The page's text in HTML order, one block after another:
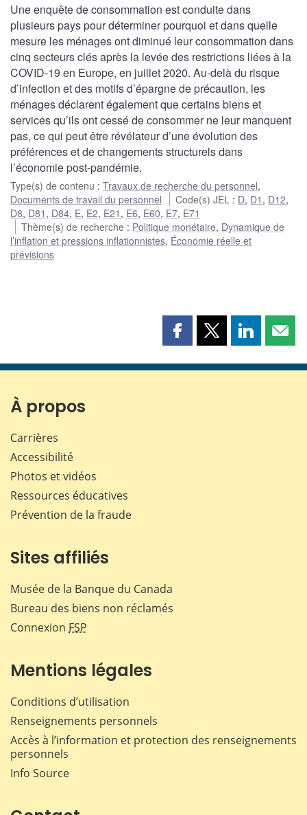
Une enquête de consommation est conduite dans
plusieurs pays pour déterminer pourquoi et dans quelle
mesure les ménages ont diminué leur consommation dans
cinq secteurs clés après la levée des restrictions liées à la
COVID-19 en Europe, en juillet 2020. Au-delà du risque
d’infection et des motifs d’épargne de précaution, les
ménages déclarent également que certains biens et
services qu’ils ont cessé de consommer ne leur manquent
pas, ce qui peut être révélateur d’une évolution des
préférences et de changements structurels dans
l’économie post-pandémie.
Type(s) de contenu : Travaux de recherche du personnel,
Documents de travail du personnel
Code(s) JEL : D, D1 , D12,
D8, D81 , D84, E, E2, E21 , E6, E60, E7, E71
Thème(s) de recherche : Politique monétaire, Dynamique de
l’inflation et pressions inflationnistes, Économie réelle et
prévisions
Partager
page
Partager
page
Partager
page page
À propos
Carrières
Accessibilité
Photos et vidéos
Ressources éducatives
Prévention de la fraude
Sites affiliés
Musée de la Banque du Canada
Bureau des biens non réclamés
Connexion FSP
Mentions légales
Conditions d’utilisation
Renseignements personnels
Accès à l’information et protection des renseignements
personnels
Info Source